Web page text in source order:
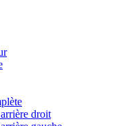
droit